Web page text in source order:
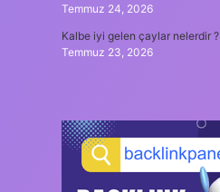
Temmuz 24, 2026
Kalbe iyi gelen çaylar nelerdir ?
Temmuz 23, 2026